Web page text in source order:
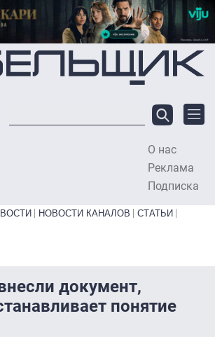
содержанию
О нас
Реклама
Подписка
НОВОСТИ КАНАЛОВ
СТАТЬИ
документ,
понятие